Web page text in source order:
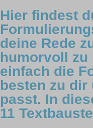
Hier findest
deine Rede
humorvoll zu
einfach die
besten zu dir
passt. In
11